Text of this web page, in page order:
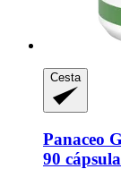
Cesta
Panaceo
90